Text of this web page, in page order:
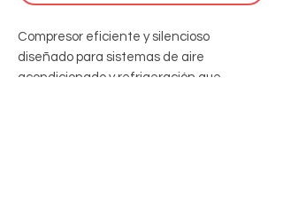
Compresor eficiente y silencioso
diseñado para sistemas de aire
acondicionado y refrigeración que